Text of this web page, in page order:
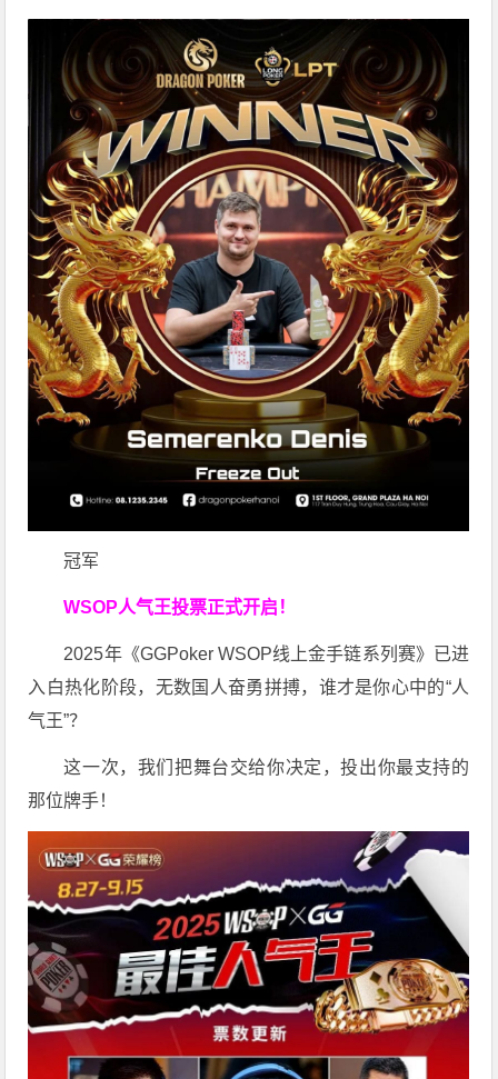
冠军
WSOP人气王投票正式开启！
2025年《GGPoker WSOP线上金手链系列赛》已进
入白热化阶段，无数国人奋勇拼搏，谁才是你心中的“人
气王”？
这一次，我们把舞台交给你决定，投出你最支持的
那位牌手！